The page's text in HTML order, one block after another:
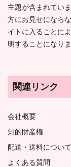
主題が含まれてい
方にお見せになら
イトに入ることに
明することになりま
関連リンク
会社概要
知的財産権
配送・送料について
よくある質問